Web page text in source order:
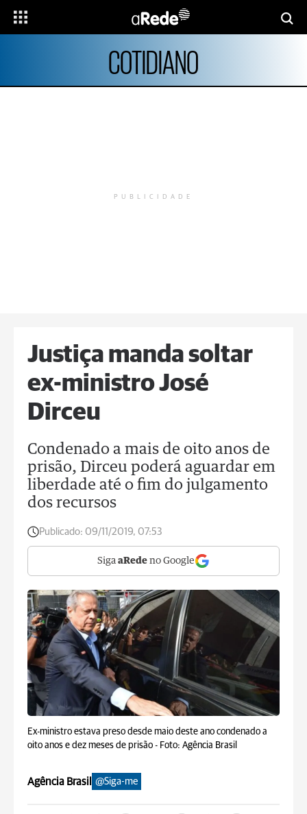
COTIDIANO
PUBLICIDADE
Justiça manda soltar
ex-ministro José
Dirceu
Condenado a mais de oito anos de
prisão, Dirceu poderá aguardar em
liberdade até o fim do julgamento
dos recursos
Publicado: 09/11/2019, 07:53
Siga aRede no Google
Ex-ministro estava preso desde maio deste ano condenado a
oito anos e dez meses de prisão - Foto: Agência Brasil
Agência Brasil @Siga-me